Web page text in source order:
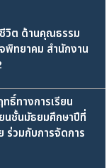
ชีวิต ด้านคุณธรรม
พิทยาคม สำนักงาน
ธิ์ทางการเรียน
นชั้นมัธยมศึกษาปีที่
ร่วมกับการจัดการ